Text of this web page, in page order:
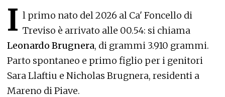
I l primo nato del 2026 al Ca' Foncello di
Treviso è arrivato alle 00.54: si chiama
Leonardo Brugnera, di grammi 3.910 grammi.
Parto spontaneo e primo figlio per i genitori
Sara Llaftiu e Nicholas Brugnera, residenti a
Mareno di Piave.